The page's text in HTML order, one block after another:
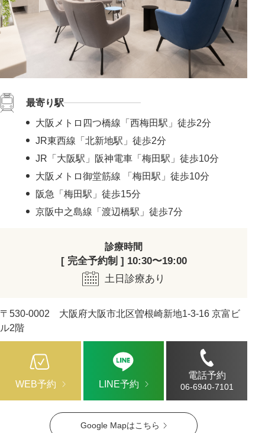
Google Mapはこちら
最寄り駅
大阪メトロ四つ橋線「西梅田駅」徒歩2分
JR東西線「北新地駅」徒歩2分
JR「大阪駅」阪神電車「梅田駅」徒歩10分
大阪メトロ御堂筋線 「梅田駅」徒歩10分
阪急「梅田駅」徒歩15分
京阪中之島線「渡辺橋駅」徒歩7分
診療時間
[ 完全予約制 ] 10:30〜19:00
土日診療あり
〒530-0002 大阪府大阪市北区曽根崎新地1-3-16 京富ビ
ル2階
WEB予約 LINE予約
電話予約
06-6940-7101